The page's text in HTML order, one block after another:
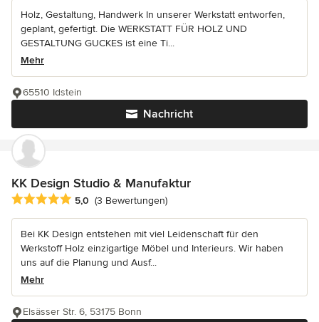
Holz, Gestaltung, Handwerk In unserer Werkstatt entworfen,
geplant, gefertigt. Die WERKSTATT FÜR HOLZ UND
GESTALTUNG GUCKES ist eine Ti...
Mehr
Nachricht
65510 Idstein
KK Design Studio & Manufaktur
Durchschnittliche Bewertung: 5 von 5 Sternen
5,0 (3 Bewertungen)
Bei KK Design entstehen mit viel Leidenschaft für den
Werkstoff Holz einzigartige Möbel und Interieurs. Wir haben
uns auf die Planung und Ausf...
Mehr
Elsässer Str. 6, 53175 Bonn